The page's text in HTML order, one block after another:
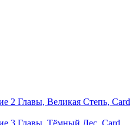
2 Главы, Великая Степь, Card
3 Главы, Тёмный Лес, Card